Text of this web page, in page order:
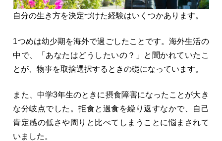
自分の生き方を決定づけた経験はいくつかあります。
1つめは幼少期を海外で過ごしたことです。海外生活の
中で、「あなたはどうしたいの？」と聞かれていたこ
とが、物事を取捨選択するときの礎になっています。
また、中学3年生のときに摂食障害になったことが大き
な分岐点でした。拒食と過食を繰り返すなかで、自己
肯定感の低さや周りと比べてしまうことに悩まされて
いました。